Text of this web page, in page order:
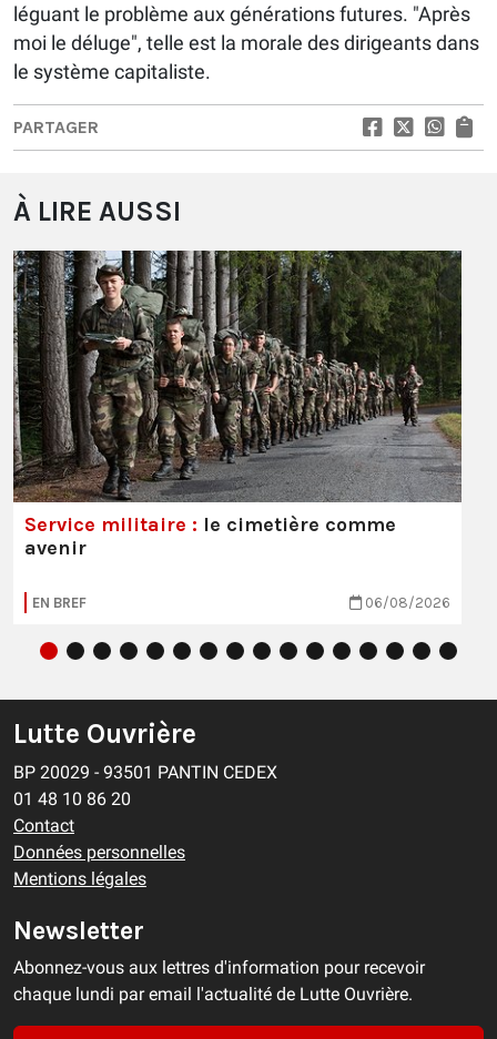
léguant le problème aux générations futures. "Après
moi le déluge", telle est la morale des dirigeants dans
le système capitaliste.
PARTAGER
À LIRE AUSSI
Service militaire : le cimetière comme
avenir
EN BREF 06/08/2026
Lutte Ouvrière
BP 20029 - 93501 PANTIN CEDEX
01 48 10 86 20
Contact
Données personnelles
Mentions légales
Newsletter
Abonnez-vous aux lettres d'information pour recevoir
chaque lundi par email l'actualité de Lutte Ouvrière.